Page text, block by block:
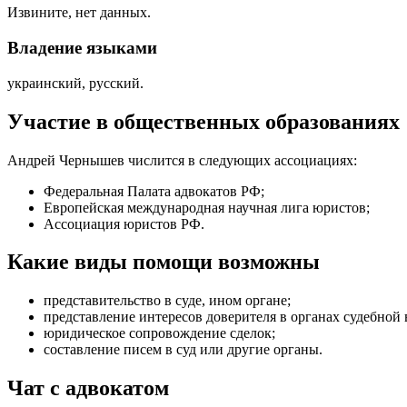
Извините, нет данных.
Владение языками
украинский, русский.
Участие в общественных образованиях
Андрей Чернышев числится в следующих ассоциациях:
Федеральная Палата адвокатов РФ;
Европейская международная научная лига юристов;
Ассоциация юристов РФ.
Какие виды помощи возможны
представительство в суде, ином органе;
представление интересов доверителя в органах судебной
юридическое сопровождение сделок;
составление писем в суд или другие органы.
Чат с адвокатом